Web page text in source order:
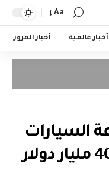
Aa
أخبار عالمية أخبار المرور
السيارات